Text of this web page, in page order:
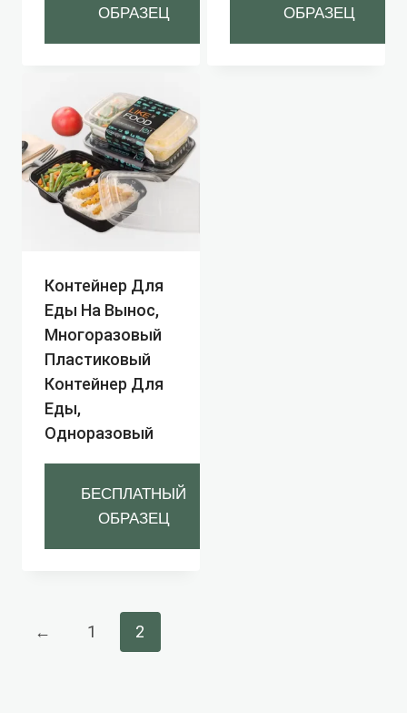
ОБРАЗЕЦ ОБРАЗЕЦ
Контейнер Для
Еды На Вынос,
Многоразовый
Пластиковый
Контейнер Для
Еды,
Одноразовый
БЕСПЛАТНЫЙ
ОБРАЗЕЦ
← 1 2